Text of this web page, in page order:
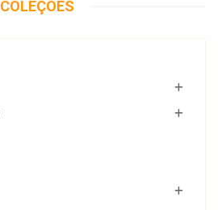
COLEÇÕES